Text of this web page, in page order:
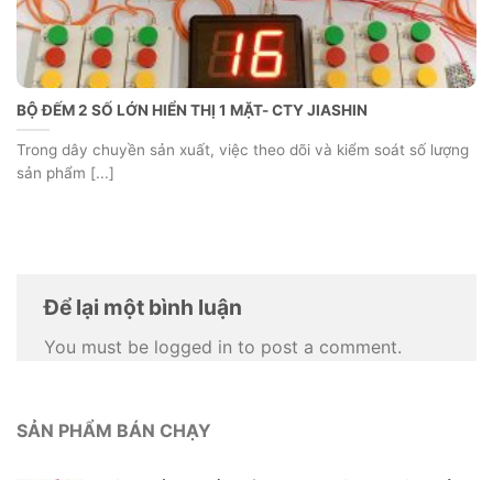
BỘ ĐẾM 2 SỐ LỚN HIỂN THỊ 1 MẶT- CTY JIASHIN
Trong dây chuyền sản xuất, việc theo dõi và kiểm soát số lượng
sản phẩm [...]
Để lại một bình luận
You must be logged in to post a comment.
SẢN PHẨM BÁN CHẠY